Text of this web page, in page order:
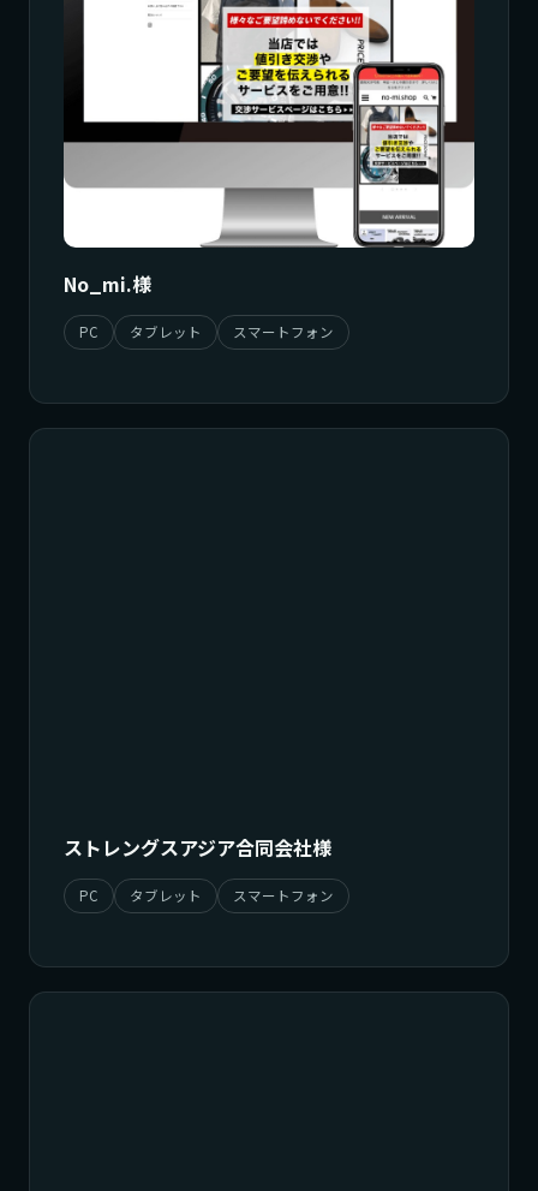
No_mi.様
PC タブレット スマートフォン
ストレングスアジア合同会社様
PC タブレット スマートフォン